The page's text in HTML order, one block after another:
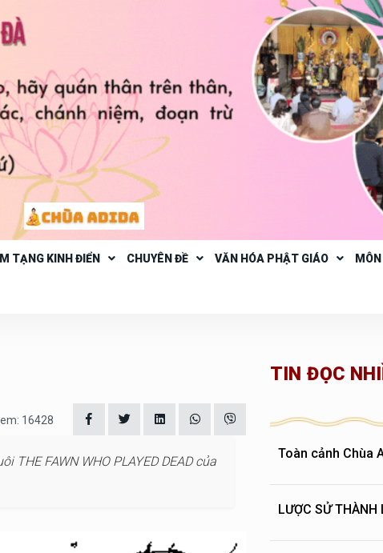
TẠNG KINH ĐIỂN CHUYÊN ĐỀ VĂN HÓA PHẬT GIÁO
16428
FAWN WHO PLAYED DEAD của
TIN ĐỌC
Toàn cảnh Chùa
LƯỢC SỬ